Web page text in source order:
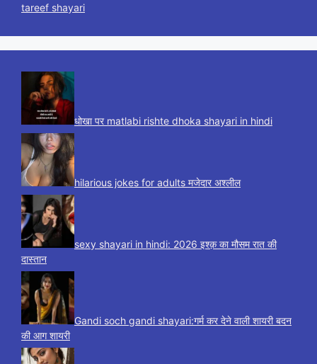
tareef shayari
धोखा पर matlabi rishte dhoka shayari in hindi
hilarious jokes for adults मजेदार अश्लील
sexy shayari in hindi: 2026 इश्क़ का मौसम रात की
दास्तान
Gandi soch gandi shayari:गर्म कर देने वाली शायरी बदन
की आग शायरी